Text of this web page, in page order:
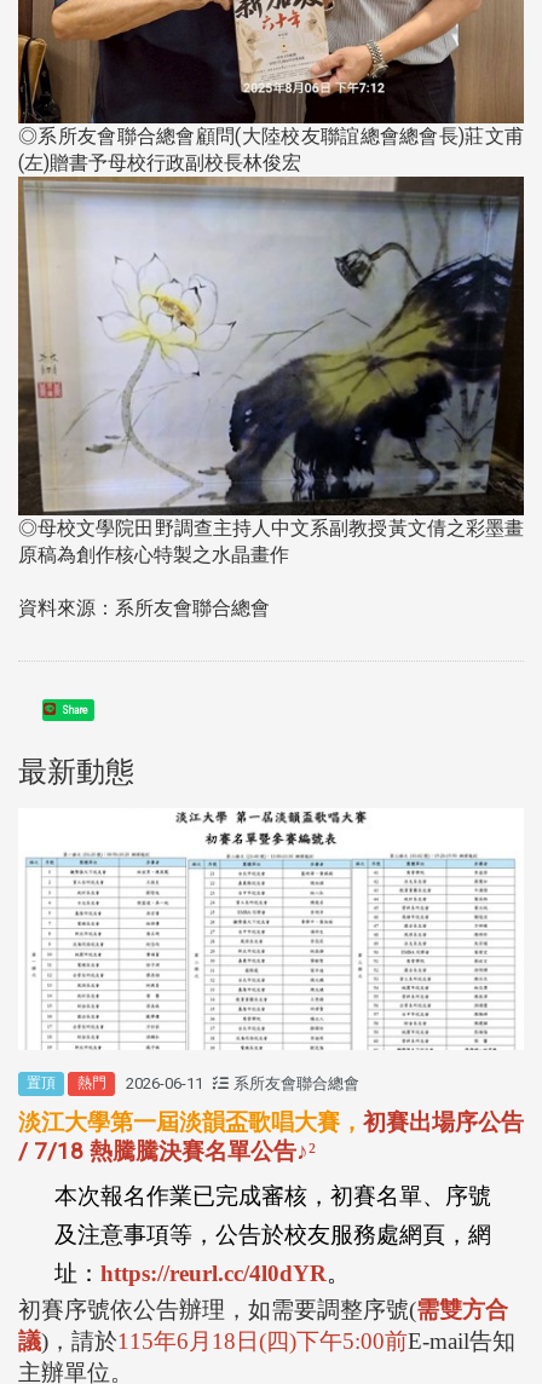
◎系所友會聯合總會顧問(大陸校友聯誼總會總會長)莊文甫
(左)贈書予母校行政副校長林俊宏
◎母校文學院田野調查主持人中文系副教授黃文倩之彩墨畫
原稿為創作核心特製之水晶畫作
資料來源：系所友會聯合總會
Share
最新動態
置頂 熱門 2026-06-11 系所友會聯合總會
淡江大學第一屆淡韻盃歌唱大賽， 初賽出場序公告
/ 7/18 熱騰騰決賽名單公告♪²
本次報名作業已完成審核，初賽名單、序號
及注意事項等，公告於校友服務處網頁，網
址： https://reurl.cc/4l0dYR。
初賽序號依公告辦理，如需要調整序號(需雙方合
議) ，請於115年6 月 18日(四)下午5:00前E-mail告知
主辦單位。